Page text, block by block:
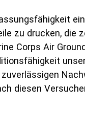
zu drucken, die
Corps Air
diesen